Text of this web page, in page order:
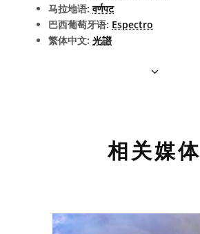
马拉地语:वर्णपट
巴西葡萄牙语: Espectro
繁体中文: 光譜
相关媒体